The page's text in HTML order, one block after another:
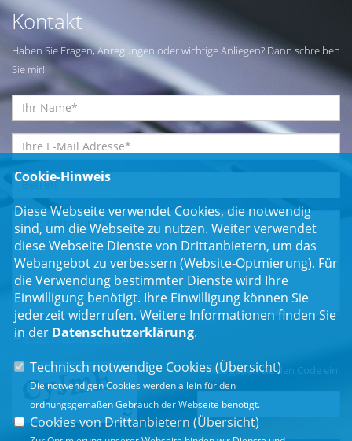
Kontakt
Haben Sie Fragen, Anregungen oder wichtige Anliegen? Dann schreiben
Sie mir!
Einwilligungserklärung*
Bitte geben Sie den Code ein:
Cookie-Hinweis
Diese Webseite verwendet Cookies, die notwendig
sind, um die Webseite zu nutzen. Weiter verwendet
diese Webseite Dienste von Drittanbietern, um das
Webangebot zu verbessern (Website-Optmierung). Für
die Verwendung bestimmter Dienste wird Ihre
Einwilligung benötigt. Ihre Einwilligung können Sie
jederzeit widerrufen. Weitere Informationen finden Sie
in der Datenschutzerklärung.
Technisch notwendige Cookies (Übersicht)
Die notwendigen Cookies werden allein für den
ordnungsgemäßen Gebrauch der Webseite benötigt.
Cookies von Drittanbietern (Übersicht)